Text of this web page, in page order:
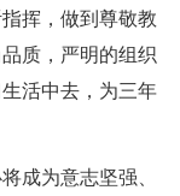
挥，做到尊敬教
质，严明的组织
活中去，为三年
成为意志坚强、